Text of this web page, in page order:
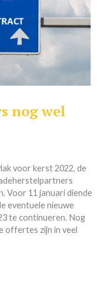
nog wel
voor kerst 2022, de
Voor 11 januari diende
eventuele nieuwe
te continueren. Nog
offertes zijn in veel